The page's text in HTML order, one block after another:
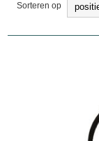
Sorteren op